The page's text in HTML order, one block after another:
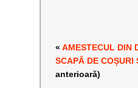
«AMESTECUL DIN
SCAPĂ DE COȘURI
anterioară)